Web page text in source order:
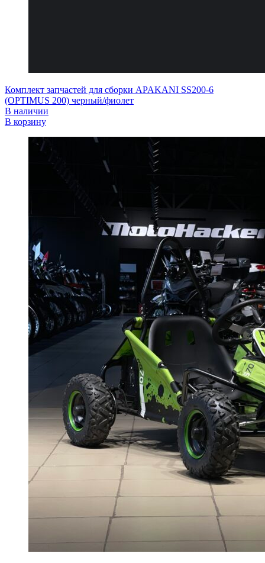
Комплект запчастей для сборки APAKANI SS200-6
(OPTIMUS 200) черный/фиолет
В наличии
В корзину